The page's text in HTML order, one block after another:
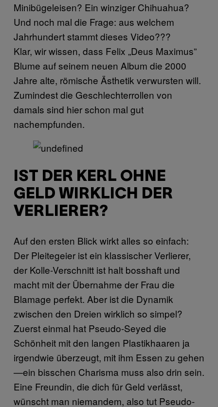
Minibügeleisen? Ein winziger Chihuahua?
Und noch mal die Frage: aus welchem
Jahrhundert stammt dieses Video???
Klar, wir wissen, dass Felix „Deus Maximus”
Blume auf seinem neuen Album die 2000
Jahre alte, römische Ästhetik verwursten will.
Zumindest die Geschlechterrollen von
damals sind hier schon mal gut
nachempfunden.
IST DER KERL OHNE
GELD WIRKLICH DER
VERLIERER?
Auf den ersten Blick wirkt alles so einfach:
Der Pleitegeier ist ein klassischer Verlierer,
der Kolle-Verschnitt ist halt bosshaft und
macht mit der Übernahme der Frau die
Blamage perfekt. Aber ist die Dynamik
zwischen den Dreien wirklich so simpel?
Zuerst einmal hat Pseudo-Seyed die
Schönheit mit den langen Plastikhaaren ja
irgendwie überzeugt, mit ihm Essen zu gehen
—ein bisschen Charisma muss also drin sein.
Eine Freundin, die dich für Geld verlässt,
wünscht man niemandem, also tut Pseudo-